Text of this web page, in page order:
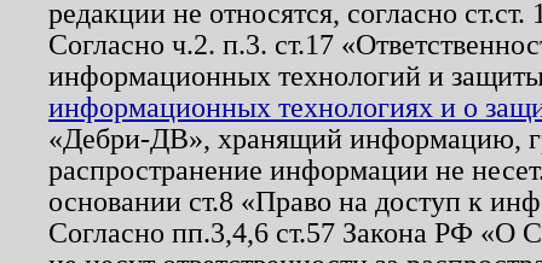
редакции не относятся, согласно
Согласно ч.2. п.3. ст.17
информационных технологий и
информационных технологиях и о
«Дебри-ДВ», хранящий информацию,
распространение информации не
основании ст.8 «Право на доступ к
Согласно пп.3,4,6 ст.57 Закона РФ «О